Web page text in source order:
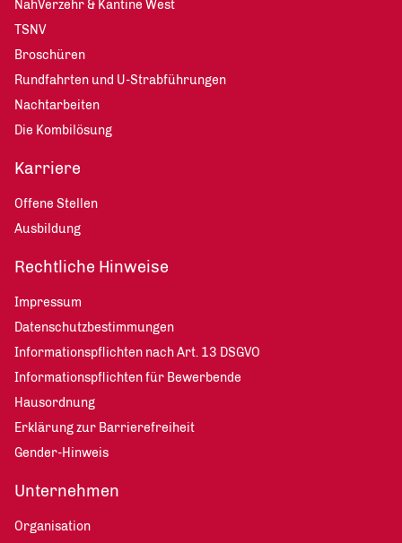
NahVerzehr & Kantine West
TSNV
Broschüren
Rundfahrten und U-Strabführungen
Nachtarbeiten
Die Kombilösung
Karriere
Offene Stellen
Ausbildung
Rechtliche Hinweise
Impressum
Datenschutzbestimmungen
Informationspflichten nach Art. 13 DSGVO
Informationspflichten für Bewerbende
Hausordnung
Erklärung zur Barrierefreiheit
Gender-Hinweis
Unternehmen
Organisation